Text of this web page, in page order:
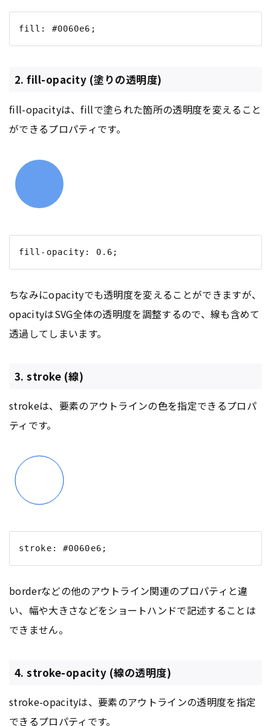
2. fill-opacity (塗りの透明度)
fill-opacityは、fillで塗られた箇所の透明度を変えること
ができるプロパティです。
ちなみにopacityでも透明度を変えることができますが、
opacityはSVG全体の透明度を調整するので、線も含めて
透過してしまいます。
3. stroke (線)
strokeは、要素のアウトラインの色を指定できるプロパ
ティです。
borderなどの他のアウトライン関連のプロパティと違
い、幅や大きさなどをショートハンドで記述することは
できません。
4. stroke-opacity (線の透明度)
stroke-opacityは、要素のアウトラインの透明度を指定
できるプロパティです。